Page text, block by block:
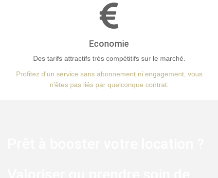
Economie
Des tarifs attractifs très compétitifs sur le marché.
Profitez d'un service sans abonnement ni engagement, vous
n'êtes pas liés par quelconque contrat.